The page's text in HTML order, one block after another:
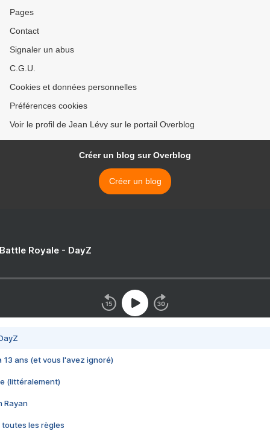
Pages
Contact
Signaler un abus
C.G.U.
Cookies et données personnelles
Préférences cookies
Voir le profil de Jean Lévy sur le portail Overblog
Créer un blog sur Overblog
Créer un blog
Royale - DayZ
13 ans (et vous l'avez ignoré)
(littéralement)
Rayan
toutes les règles